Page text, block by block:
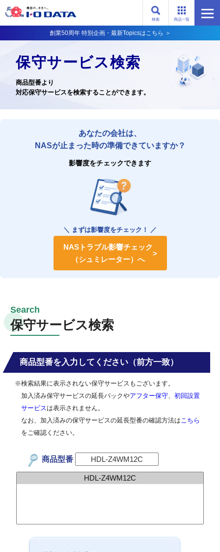
商品一覧
検索
創業50周年 特別企画・最新Topicsはこちら ＞
保守サービス検索
商品型番より
対応保守サービスを検索することができます。
あなたの会社は、
NASが止まった時の準備できていますか？
影響度をチェックできます
＼ まずは影響度をチェック！ ／
NASトラブル影響チェック
（シュミレーター）へ
保守サービス検索
商品型番を入力してください（前方一致）
※検索結果に表示されない保守サービスもございます。
加入済み保守サービスの延長パックやアフター保守
初回設置
サービス は表示されません。
なお、加入済みの保守サービスの延長型番の確認方法は こちら
をご確認ください。
商品型番